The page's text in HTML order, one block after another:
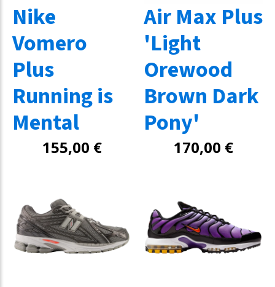
Nike
Vomero
Plus
Running is
Mental
155,00 €
Air Max Plus
'Light
Orewood
Brown Dark
Pony'
170,00 €